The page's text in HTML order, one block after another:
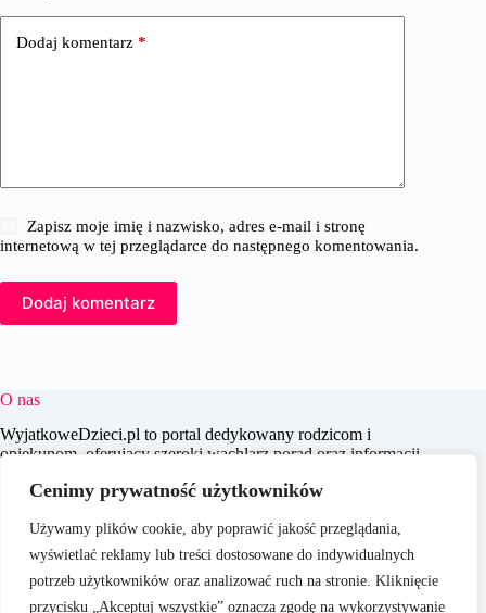
Cenimy prywatność użytkowników
Używamy plików cookie, aby poprawić jakość przeglądania,
wyświetlać reklamy lub treści dostosowane do indywidualnych
potrzeb użytkowników oraz analizować ruch na stronie. Kliknięcie
przycisku „Akceptuj wszystkie” oznacza zgodę na wykorzystywanie
Dodaj komentarz *
Zapisz moje imię i nazwisko, adres e-mail i stronę
internetową w tej przeglądarce do następnego komentowania.
Dodaj komentarz
O nas
WyjatkoweDzieci.pl to portal dedykowany rodzicom i
opiekunom, oferujący szeroki wachlarz porad oraz informacji
celem jest wspieranie dorosłych w codziennych wyzwaniach
praktycznych treści, które pomagają w świadomym i
efektywnym wychowywaniu młodego pokolenia.